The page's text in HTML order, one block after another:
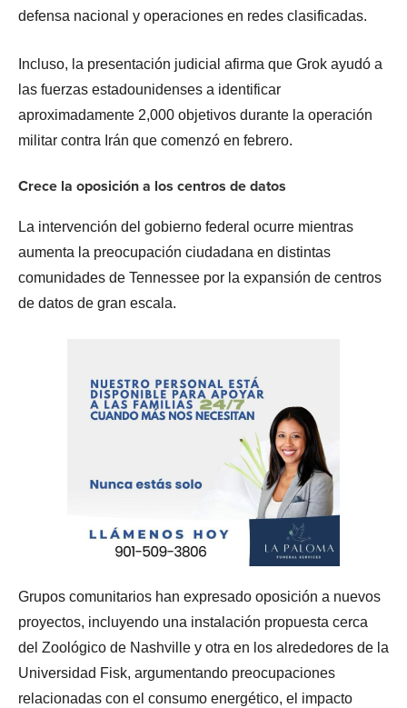
defensa nacional y operaciones en redes clasificadas.
Incluso, la presentación judicial afirma que Grok ayudó a
las fuerzas estadounidenses a identificar
aproximadamente 2,000 objetivos durante la operación
militar contra Irán que comenzó en febrero.
Crece la oposición a los centros de datos
La intervención del gobierno federal ocurre mientras
aumenta la preocupación ciudadana en distintas
comunidades de Tennessee por la expansión de centros
de datos de gran escala.
Grupos comunitarios han expresado oposición a nuevos
proyectos, incluyendo una instalación propuesta cerca
del Zoológico de Nashville y otra en los alrededores de la
Universidad Fisk, argumentando preocupaciones
relacionadas con el consumo energético, el impacto